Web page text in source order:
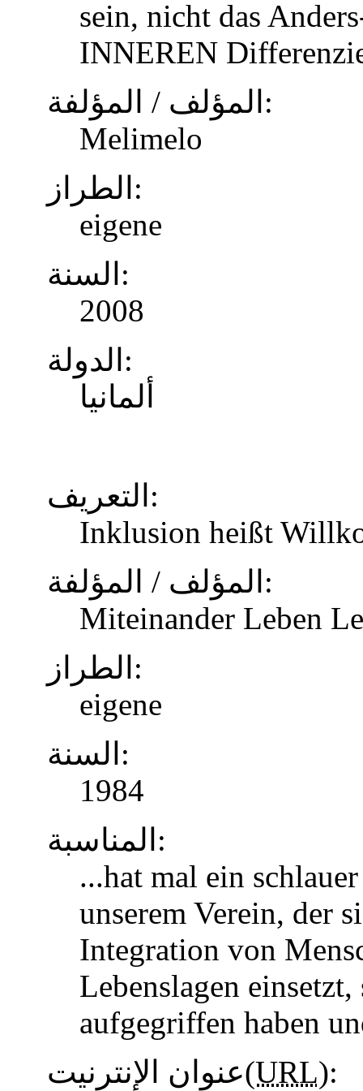
sein, nicht das
INNEREN
المؤلف / المؤلفة:
Melimelo
الطراز:
eigene
السنة:
2008
الدولة:
ألمانيا
التعريف:
Inklusion heißt
المؤلف / المؤلفة:
Miteinander Leben
الطراز:
eigene
السنة:
1984
المناسبة:
...hat mal ein
unserem Verein, der
Integration von
Lebenslagen
aufgegriffen haben
عنوان الإنترنيت(URL):